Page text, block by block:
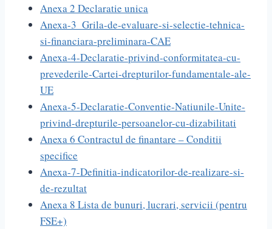
Anexa 2 Declaratie unica
Anexa-3_Grila-de-evaluare-si-selectie-tehnica-
si-financiara-preliminara-CAE
Anexa-4-Declaratie-privind-conformitatea-cu-
prevederile-Cartei-drepturilor-fundamentale-ale-
UE
Anexa-5-Declaratie-Conventie-Natiunile-Unite-
privind-drepturile-persoanelor-cu-dizabilitati
Anexa 6 Contractul de finantare – Conditii
specifice
Anexa-7-Definitia-indicatorilor-de-realizare-si-
de-rezultat
Anexa 8 Lista de bunuri, lucrari, servicii (pentru
FSE+)